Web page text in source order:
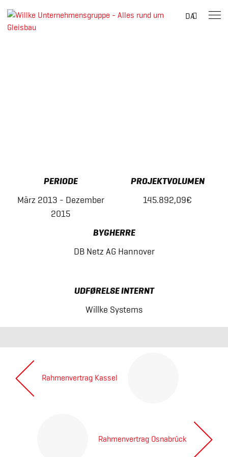
DA
Suche
PERIODE
März 2013 - Dezember
2015
PROJEKTVOLUMEN
145.892,09€
BYGHERRE
DB Netz AG Hannover
UDFØRELSE INTERNT
Willke Systems
Indlægsnavigation
Rahmenvertrag Osnabrück
Next
post:
Rahmenvertrag Kassel
General Terms and Conditions